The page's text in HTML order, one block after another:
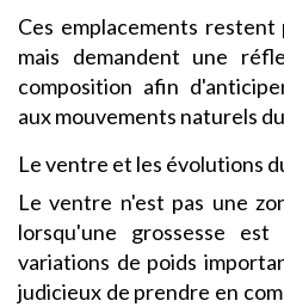
Ces emplacements
mais demandent une
composition afin
aux mouvements naturels
Le ventre et les évolutions
Le ventre n'est pas une
lorsqu'une grossesse
variations de poids
judicieux de prendre en